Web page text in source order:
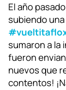
El año
subiendo
sumaron a la
fueron
nuevos que
contentos!